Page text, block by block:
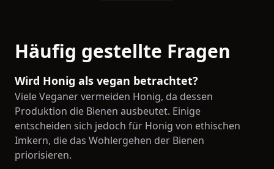
Häufig gestellte Fragen
Wird Honig als vegan betrachtet?
Viele Veganer vermeiden Honig, da dessen
Produktion die Bienen ausbeutet. Einige
entscheiden sich jedoch für Honig von ethischen
Imkern, die das Wohlergehen der Bienen
priorisieren.